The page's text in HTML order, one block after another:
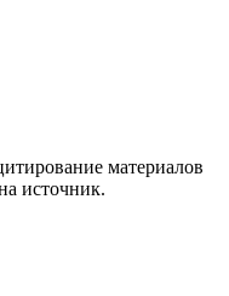
материалов
источник.